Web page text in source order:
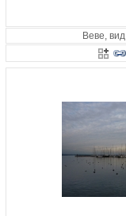
Веве,